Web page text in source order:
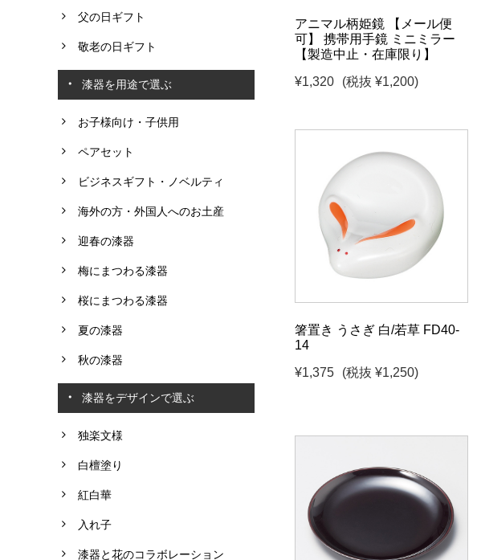
父の日ギフト
敬老の日ギフト
漆器を用途で選ぶ
お子様向け・子供用
ペアセット
ビジネスギフト・ノベルティ
海外の方・外国人へのお土産
迎春の漆器
梅にまつわる漆器
桜にまつわる漆器
夏の漆器
秋の漆器
漆器をデザインで選ぶ
独楽文様
白檀塗り
紅白華
入れ子
漆器と花のコラボレーション
アニマル柄姫鏡 【メール便
可】 携帯用手鏡 ミニミラー
【製造中止・在庫限り】
¥1,320
(税抜 ¥1,200)
箸置き うさぎ 白/若草 FD40-
14
¥1,375
(税抜 ¥1,250)